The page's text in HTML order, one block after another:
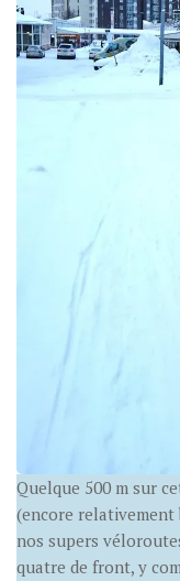
Quelque 500 m sur
(encore relativement
nos supers
quatre de front, y